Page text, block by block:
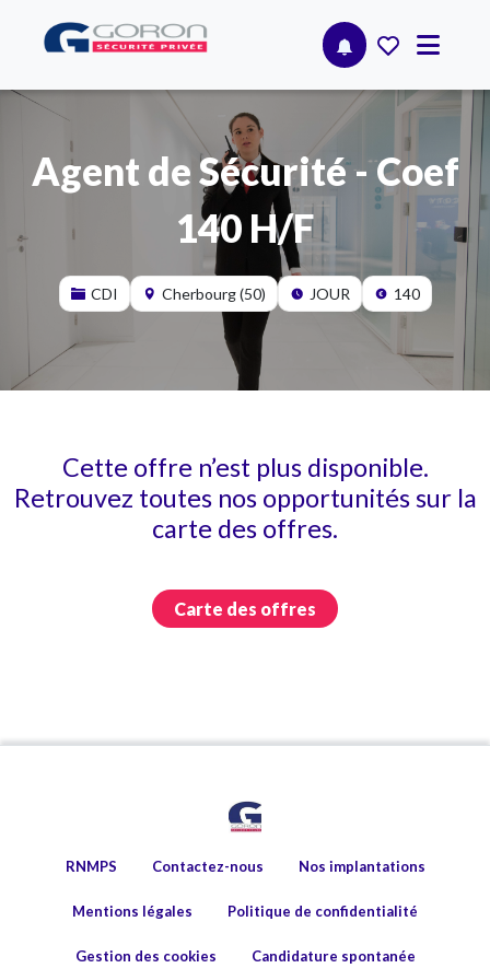
Agent de Sécurité - Coef
140 H/F
CDI Cherbourg (50) JOUR 140
Cette offre n’est plus disponible.
Retrouvez toutes nos opportunités sur la
carte des offres.
Carte des offres
RNMPS Contactez-nous Nos implantations
Mentions légales Politique de confidentialité
Gestion des cookies Candidature spontanée